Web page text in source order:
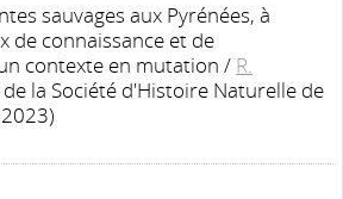
sauvages aux Pyrénées, à
de connaissance et de
contexte en mutation / R.
la Société d'Histoire Naturelle de